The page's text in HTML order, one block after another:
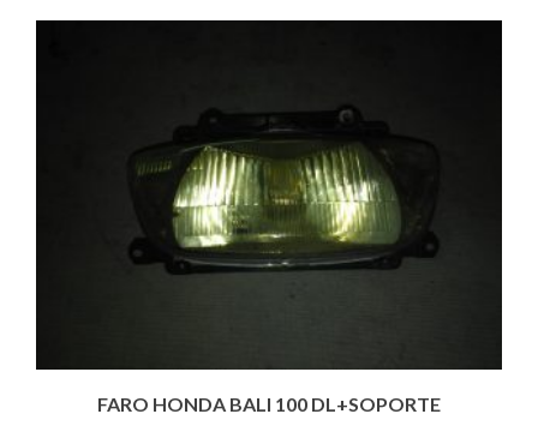
FARO HONDA BALI 100 DL+SOPORTE